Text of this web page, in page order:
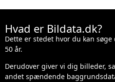
Hvad er Bildata.dk?
Dette er stedet hvor du kan
50 år.
Derudover giver vi dig billeder,
andet spændende